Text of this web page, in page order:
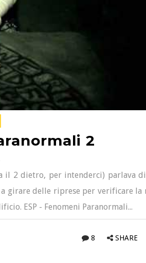
2
il 2 dietro, per intenderci) parlava
girare delle riprese per verificare la
ESP - Fenomeni Paranormali...
8 SHARE